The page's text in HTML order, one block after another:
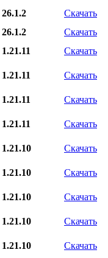
26.1.2
Скачать
26.1.2
Скачать
1.21.11
Скачать
1.21.11
Скачать
1.21.11
Скачать
1.21.11
Скачать
1.21.10
Скачать
1.21.10
Скачать
1.21.10
Скачать
1.21.10
Скачать
1.21.10
Скачать